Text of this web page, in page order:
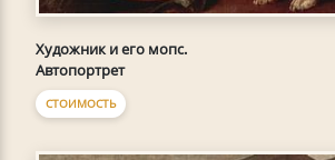
Художник и его мопс.
Автопортрет
СТОИМОСТЬ